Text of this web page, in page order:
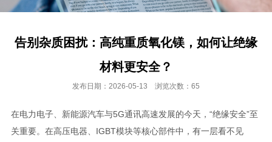
告别杂质困扰：高纯重质氧化镁，如何让绝缘
材料更安全？
发布日期：2026-05-13 浏览次数：65
在电力电子、新能源汽车与5G通讯高速发展的今天，“绝缘安全”至
关重要。在高压电器、IGBT模块等核心部件中，有一层看不见